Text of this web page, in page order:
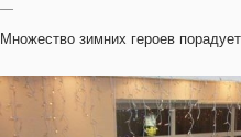
—
Множество зимних героев